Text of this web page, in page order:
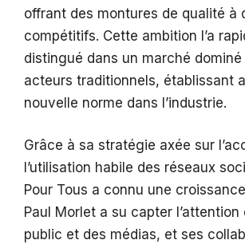
offrant des montures de qualité à
compétitifs. Cette ambition l’a
distingué dans un marché dominé
acteurs traditionnels, établissant
nouvelle norme dans l’industrie.
Grâce à sa stratégie axée sur
l’utilisation habile des réseaux
Pour Tous a connu une
Paul Morlet a su capter l’attention
public et des médias, et ses